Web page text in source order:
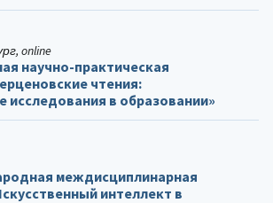
online
научно-практическая
чтения:
исследования в образовании»
междисциплинарная
интеллект в